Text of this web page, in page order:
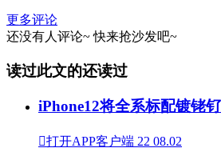
更多评论
还没有人评论~ 快来抢沙发吧~
读过此文的还读过
iPhone12将全系标配镀铑
打开APP客户端 22 08.02